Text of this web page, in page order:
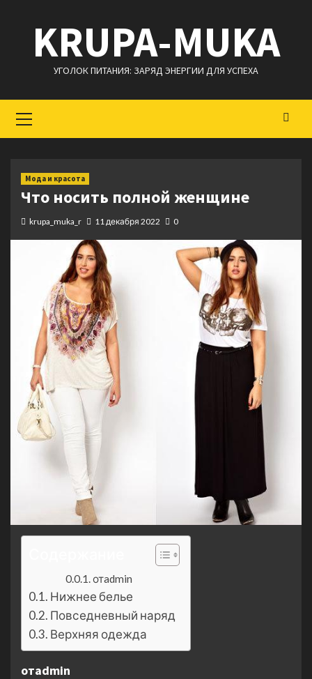
содержимому
KRUPA-MUKA
УГОЛОК ПИТАНИЯ: ЗАРЯД ЭНЕРГИИ ДЛЯ УСПЕХА
меню
Мода и красота
Что носить полной женщине
krupa_muka_r 11 декабря 2022 0
отadmin
Нижнее белье
Повседневный наряд
Верхняя одежда
отadmin